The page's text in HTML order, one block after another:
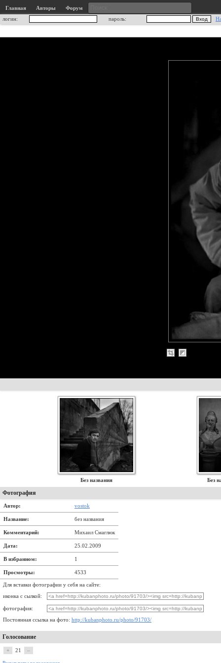
Главная Авторы
Форум
логин:
пароль:
Без названия Без
Фотография
Автор: vostok
Название: без названия
Комментарий: Михаил Смаглюк
Дата: 25.02.2009
В избранном: 1
Просмотры: 4533
Для вставки фотографии у себя на сайте:
иконка с сылкой:
фотография:
Постоянная ссылка на фото: http://kubanphoto.ru/photo/91703/
Голосование
+ 21 –